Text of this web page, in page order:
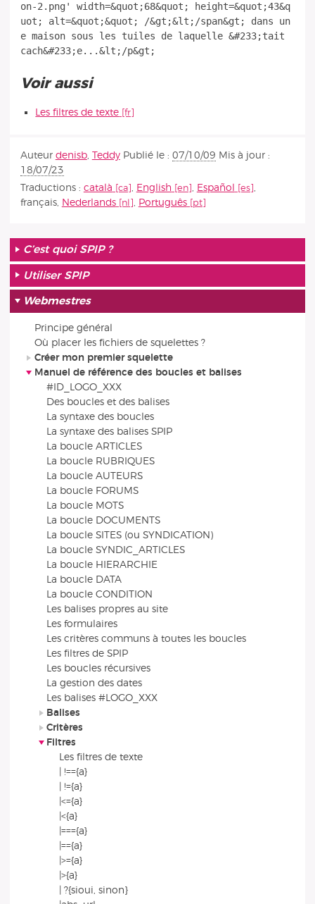
on-2.png' width=&quot;68&quot; height=&quot;43&q
uot; alt=&quot;&quot; /&gt;&lt;/span&gt; dans un
e maison sous les tuiles de laquelle &#233;tait
Voir aussi
Les filtres de texte
Auteur denisb, Teddy Publié le : 07/10/09 Mis à jour :
18/07/23
Traductions : català , English , Español
,
français, Nederlands , Português
C’est quoi SPIP ?
Utiliser SPIP
Webmestres
Principe général
Où placer les fichiers de squelettes ?
Créer mon premier squelette
Manuel de référence des boucles et balises
#ID_LOGO_XXX
Des boucles et des balises
La syntaxe des boucles
La syntaxe des balises SPIP
La boucle ARTICLES
La boucle RUBRIQUES
La boucle AUTEURS
La boucle FORUMS
La boucle MOTS
La boucle DOCUMENTS
La boucle SITES (ou SYNDICATION)
La boucle SYNDIC_ARTICLES
La boucle HIERARCHIE
La boucle DATA
La boucle CONDITION
Les balises propres au site
Les formulaires
Les critères communs à toutes les boucles
Les filtres de SPIP
Les boucles récursives
La gestion des dates
Les balises #LOGO_XXX
Balises
Critères
Filtres
Les filtres de texte
| !=={a}
| !={a}
|<={a}
|<{a}
|==={a}
|=={a}
|>={a}
|>{a}
| ?{sioui, sinon}